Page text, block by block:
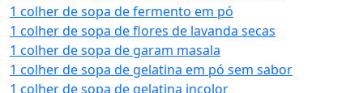
1 colher de sopa de fermento em pó
1 colher de sopa de flores de lavanda secas
1 colher de sopa de garam masala
1 colher de sopa de gelatina em pó sem sabor
1 colher de sopa de gelatina incolor